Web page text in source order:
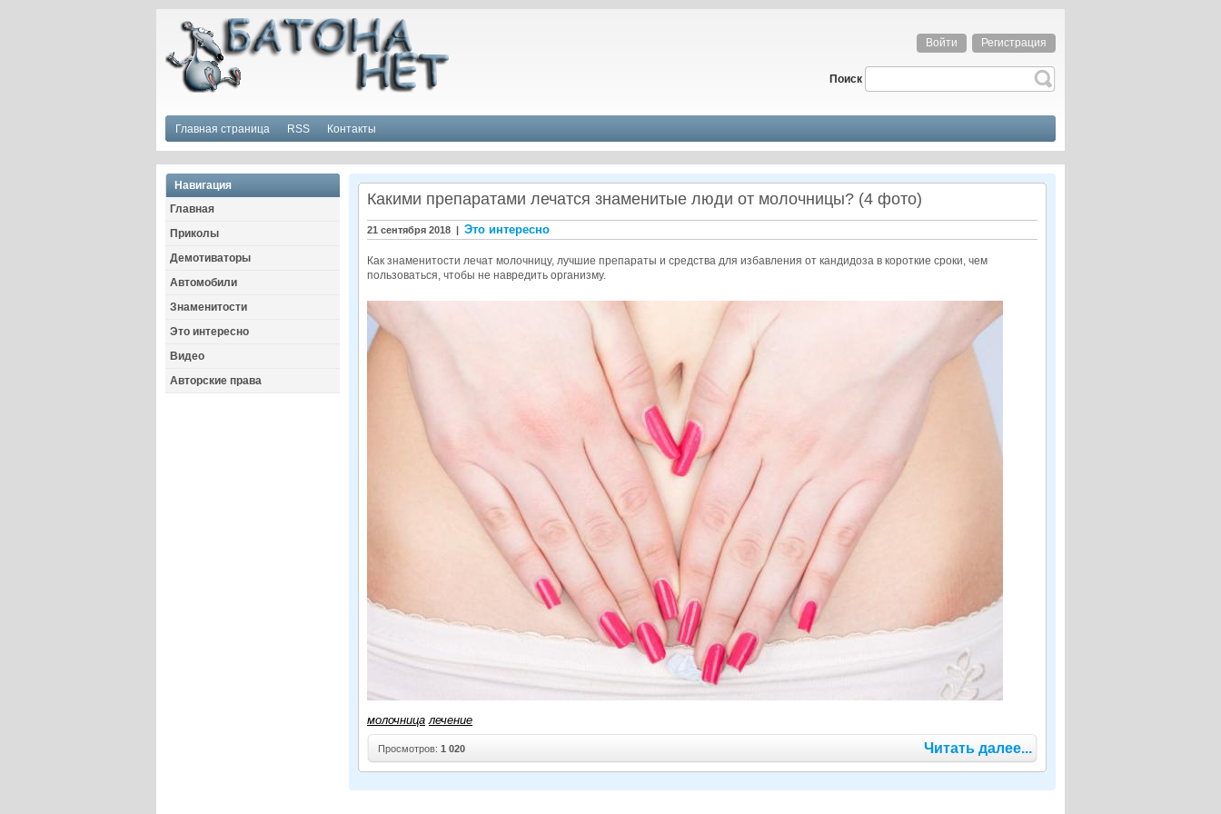
Войти Регистрация
Поиск
Главная страница RSS Контакты
Навигация
Главная
Приколы
Демотиваторы
Автомобили
Знаменитости
Это интересно
Видео
Авторские права
Какими препаратами лечатся знаменитые люди от молочницы? (4 фото)
21 сентября 2018 | Это интересно
Как знаменитости лечат молочницу, лучшие препараты и средства для избавления от кандидоза в короткие сроки, чем
пользоваться, чтобы не навредить организму.
молочница лечение
Просмотров: 1 020 Читать далее...